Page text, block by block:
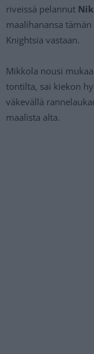
riveissä pelannut
maalihanansa
Knightsia vastaan.
Mikkola nousi
tontilta, sai kiekon
väkevällä
maalista alta.